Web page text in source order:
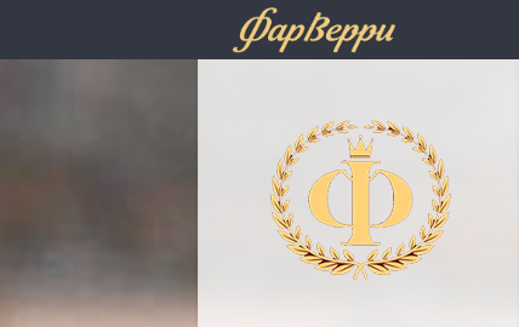
Фарфолле